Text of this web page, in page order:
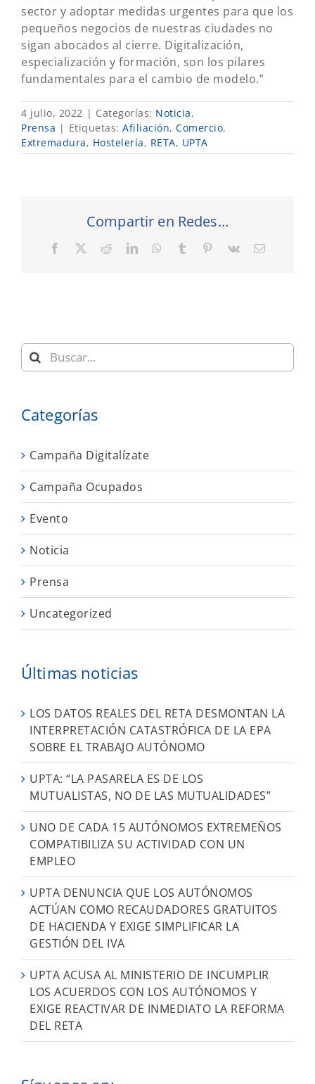
sector y adoptar medidas urgentes para que los
pequeños negocios de nuestras ciudades no
sigan abocados al cierre. Digitalización,
especialización y formación, son los pilares
fundamentales para el cambio de modelo.”
4 julio, 2022 | Categorías: Noticia,
Prensa | Etiquetas: Afiliación, Comercio,
Extremadura, Hostelería, RETA, UPTA
Compartir en Redes...
Facebook RedditLinkedInWhatsApp
Tumblr Pinterest
Vk
Correo
Buscar:
Categorías
Campaña Digitalízate
Campaña Ocupados
Evento
Noticia
Prensa
Uncategorized
Últimas noticias
LOS DATOS REALES DEL RETA DESMONTAN LA
INTERPRETACIÓN CATASTRÓFICA DE LA EPA
SOBRE EL TRABAJO AUTÓNOMO
UPTA: “LA PASARELA ES DE LOS
MUTUALISTAS, NO DE LAS MUTUALIDADES”
UNO DE CADA 15 AUTÓNOMOS EXTREMEÑOS
COMPATIBILIZA SU ACTIVIDAD CON UN
EMPLEO
UPTA DENUNCIA QUE LOS AUTÓNOMOS
ACTÚAN COMO RECAUDADORES GRATUITOS
DE HACIENDA Y EXIGE SIMPLIFICAR LA
GESTIÓN DEL IVA
UPTA ACUSA AL MINISTERIO DE INCUMPLIR
LOS ACUERDOS CON LOS AUTÓNOMOS Y
EXIGE REACTIVAR DE INMEDIATO LA REFORMA
DEL RETA